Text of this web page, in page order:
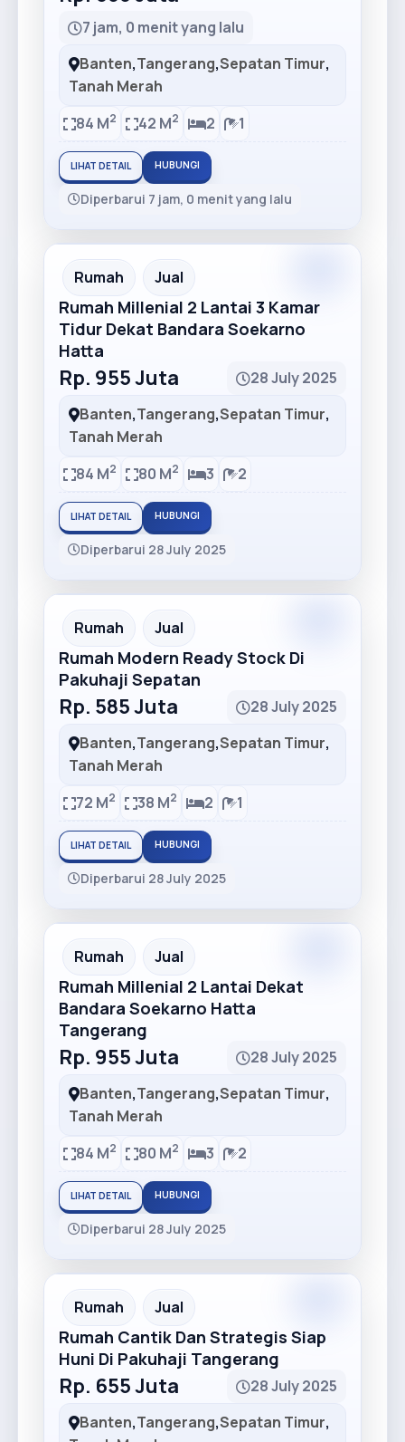
7 jam, 0 menit yang lalu
Banten,Tangerang,Sepatan Timur,
Tanah Merah
84 M2 42 M2 2 1
LIHAT DETAIL HUBUNGI
Diperbarui 7 jam, 0 menit yang lalu
Recommended
Rumah Jual
Rumah Millenial 2 Lantai 3 Kamar
Tidur Dekat Bandara Soekarno
Hatta
Rp. 955 Juta
28 July 2025
Banten,Tangerang,Sepatan Timur,
Tanah Merah
84 M2 80 M2 3 2
LIHAT DETAIL HUBUNGI
Diperbarui 28 July 2025
Recommended
Rumah Jual
Rumah Modern Ready Stock Di
Pakuhaji Sepatan
Rp. 585 Juta
28 July 2025
Banten,Tangerang,Sepatan Timur,
Tanah Merah
72 M2 38 M2 2 1
LIHAT DETAIL HUBUNGI
Diperbarui 28 July 2025
Recommended
Rumah Jual
Rumah Millenial 2 Lantai Dekat
Bandara Soekarno Hatta
Tangerang
Rp. 955 Juta
28 July 2025
Banten,Tangerang,Sepatan Timur,
Tanah Merah
84 M2 80 M2 3 2
LIHAT DETAIL HUBUNGI
Diperbarui 28 July 2025
Recommended
Rumah Jual
Rumah Cantik Dan Strategis Siap
Huni Di Pakuhaji Tangerang
Rp. 655 Juta
28 July 2025
Banten,Tangerang,Sepatan Timur,